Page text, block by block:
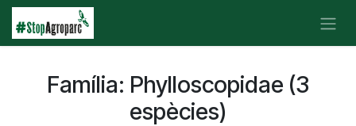
Skip to Content
Família: Phylloscopidae (3
espècies)